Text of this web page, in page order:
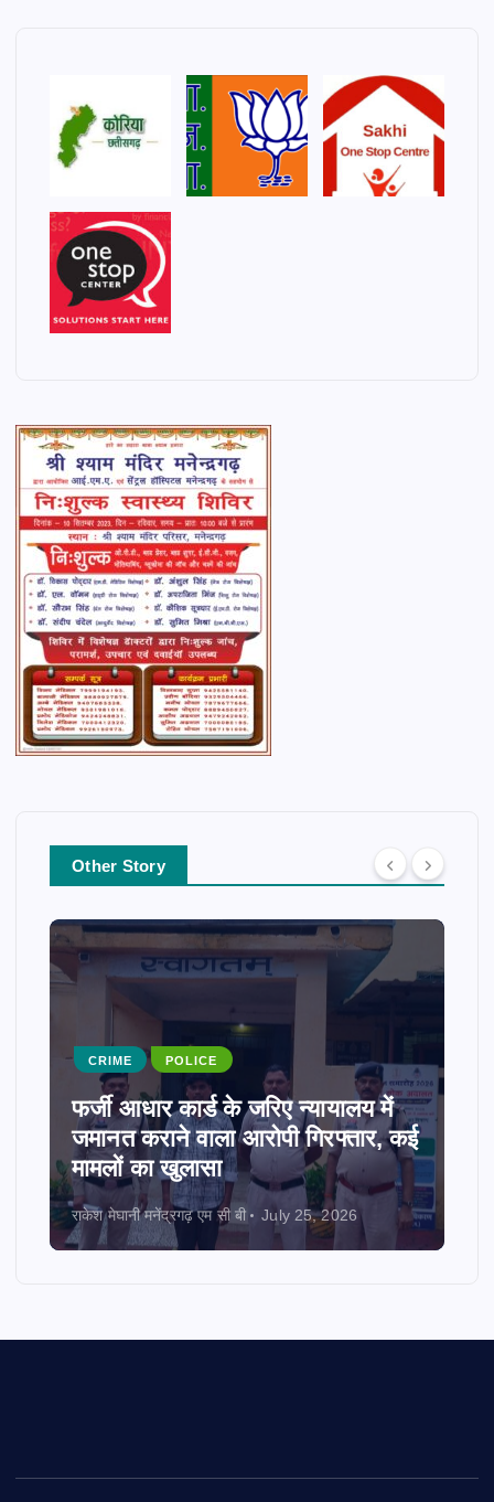
Other Story
CRIME POLICE
फर्जी आधार कार्ड के जरिए न्यायालय में
जमानत कराने वाला आरोपी गिरफ्तार, कई
मामलों का खुलासा
राकेश मेघानी मनेंद्रगढ़ एम सी बी July 25, 2026